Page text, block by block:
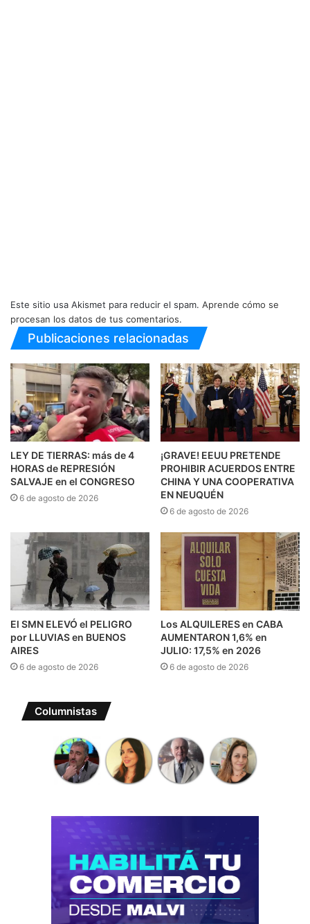
Este sitio usa Akismet para reducir el spam. Aprende cómo se
procesan los datos de tus comentarios.
Publicaciones relacionadas
LEY DE TIERRAS: más de 4
HORAS de REPRESIÓN
SALVAJE en el CONGRESO
6 de agosto de 2026
¡GRAVE! EEUU PRETENDE
PROHIBIR ACUERDOS ENTRE
CHINA Y UNA COOPERATIVA
EN NEUQUÉN
6 de agosto de 2026
El SMN ELEVÓ el PELIGRO
por LLUVIAS en BUENOS
AIRES
6 de agosto de 2026
Los ALQUILERES en CABA
AUMENTARON 1,6% en
JULIO: 17,5% en 2026
6 de agosto de 2026
Columnistas